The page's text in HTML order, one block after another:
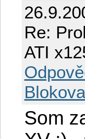
Re:
ATI
Som